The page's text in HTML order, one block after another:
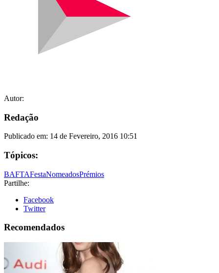
Autor:
Redação
Publicado em: 14 de Fevereiro, 2016 10:51
Tópicos:
BAFTAFestaNomeadosPrémios
Partilhe:
Facebook
Twitter
Recomendados